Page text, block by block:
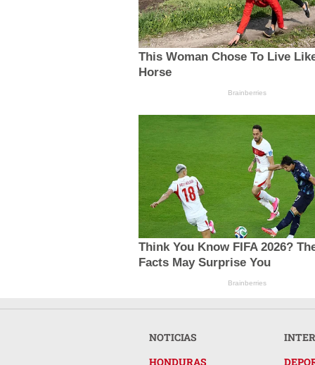
This Woman Chose To Live
Horse
Brainberries
Think You Know FIFA 2026?
Facts May Surprise You
Brainberries
NOTICIAS
HONDURAS